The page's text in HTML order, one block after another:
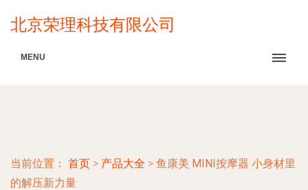
北京荣理科技有限公司
MENU
当前位置： 首页 > 产品大全 > 鱼康美 MINI按摩器 小身材里
的解压新力量